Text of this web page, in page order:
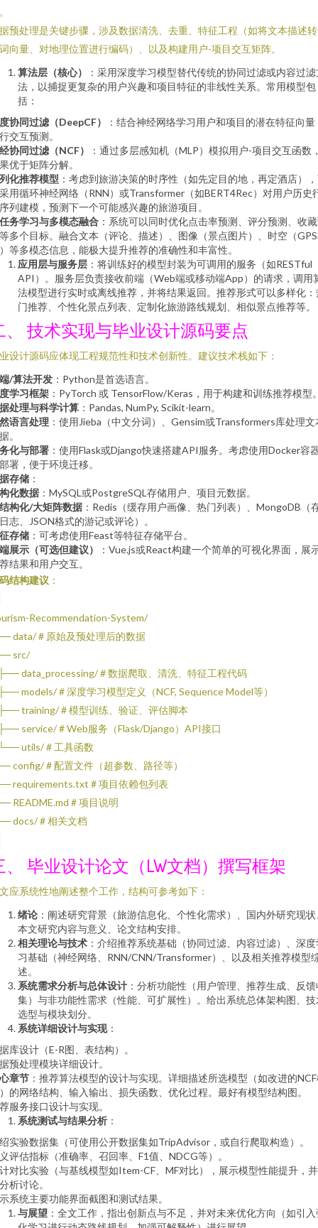
预处理是关键步骤，涉及数据清洗、去重、特征工程（如将文本描述
向量、对地理位置进行编码）、以及构建用户-项目交互矩阵。
算法层（核心）
：采用深度学习模型替代传统的协同过滤或内容过滤
法，以捕捉更复杂的用户兴趣和项目特征的非线性关系。常用模型包
括：
协同过滤（DeepCF）
：结合神经网络学习用户和项目的潜在特征向量
交互预测。
协同过滤（NCF）
：通过多层感知机（MLP）模拟用户-项目交互函数
优于矩阵分解。
化推荐模型 ：考虑到旅游决策的时序性（如先定目的地，再定酒店）
用循环神经网络（RNN）或Transformer（如BERT4Rec）对用户历史
列建模，预测下一个可能感兴趣的旅游项目。
务学习与多模态融合 ：系统可以同时优化点击率预测、评分预测、收
多个目标。融合文本（评论、描述）、图像（景点图片）、时空（
等多模态信息，能极大提升推荐的准确性和丰富性。
应用层与服务层 ：将训练好的模型封装为可调用的服务（如RESTful
API）。服务层负责接收前端（Web端或移动端App）的请求，调用
法模型进行实时或离线推荐，并将结果返回。推荐形式可以多样化：
门推荐、个性化景点列表、定制化旅游路线规划、相似景点推荐等。
、 技术实现与毕业设计源码要点
设计源码应体现工程规范性和技术创新性。建议技术栈如下：
/算法开发 ：Python是首选语言。
学习框架 ：PyTorch 或 TensorFlow/Keras，用于构建和训练推荐模型
处理与科学计算 ：Pandas, NumPy, Scikit-learn。
语言处理 ：使用Jieba（中文分词）、Gensim或Transformers库处理文
。
化与部署 ：使用Flask或Django快速搭建API服务。考虑使用Docker容
署，便于环境迁移。
存储 ：
化数据 ：MySQL或PostgreSQL存储用户、项目元数据。
构化/大矩阵数据 ：Redis（缓存用户画像、热门列表）、MongoDB（
志、JSON格式的游记或评论）。
存储 ：可考虑使用Feast等特征存储平台。
展示（可选但建议）
：Vue.js或React构建一个简单的可视化界面，展
结果和用户交互。
结构建议 ：
Recommendation-System/
data/ # 原始及预处理后的数据
src/
data_processing/ # 数据爬取、清洗、特征工程代码
models/ # 深度学习模型定义（NCF, Sequence Model等）
training/ # 模型训练、验证、评估脚本
service/ # Web服务（Flask/Django）API接口
utils/ # 工具函数
config/ # 配置文件（超参数、路径等）
requirements.txt # 项目依赖包列表
README.md # 项目说明
docs/ # 相关文档
、 毕业设计论文（LW文档）撰写框架
应系统性地阐述整个工作，结构可参考如下：
绪论 ：阐述研究背景（旅游信息化、个性化需求）、国内外研究现状
本文研究内容与意义、论文结构安排。
相关理论与技术 ：介绍推荐系统基础（协同过滤、内容过滤）、深度
习基础（神经网络、RNN/CNN/Transformer）、以及相关推荐模型
述。
系统需求分析与总体设计 ：分析功能性（用户管理、推荐生成、反
集）与非功能性需求（性能、可扩展性）。给出系统总体架构图、技
选型与模块划分。
系统详细设计与实现：
库设计（E-R图、表结构）。
预处理模块详细设计。
章节 ：推荐算法模型的设计与实现。详细描述所选模型（如改进的
的网络结构、输入输出、损失函数、优化过程。最好有模型结构图。
服务接口设计与实现。
系统测试与结果分析 ：
实验数据集（可使用公开数据集如TripAdvisor，或自行爬取构造）。
评估指标（准确率、召回率、F1值、NDCG等）。
对比实验（与基线模型如Item-CF、MF对比），展示模型性能提升，
析讨论。
系统主要功能界面截图和测试结果。
与展望 ：全文工作，指出创新点与不足，并对未来优化方向（如引入